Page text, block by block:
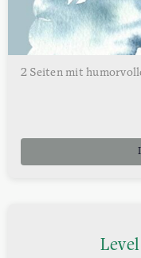
2 Seiten mit